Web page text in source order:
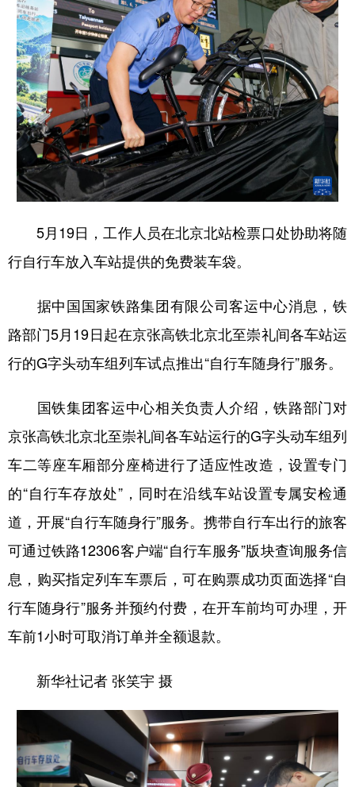
Deutsch Português
5月19日，工作人员在北京北站检票口处协助将随
行自行车放入车站提供的免费装车袋。
据中国国家铁路集团有限公司客运中心消息，铁
路部门5月19日起在京张高铁北京北至崇礼间各车站运
行的G字头动车组列车试点推出“自行车随身行”服务。
国铁集团客运中心相关负责人介绍，铁路部门对
京张高铁北京北至崇礼间各车站运行的G字头动车组列
车二等座车厢部分座椅进行了适应性改造，设置专门
的“自行车存放处”，同时在沿线车站设置专属安检通
道，开展“自行车随身行”服务。携带自行车出行的旅客
可通过铁路12306客户端“自行车服务”版块查询服务信
息，购买指定列车车票后，可在购票成功页面选择“自
行车随身行”服务并预约付费，在开车前均可办理，开
车前1小时可取消订单并全额退款。
新华社记者 张笑宇 摄